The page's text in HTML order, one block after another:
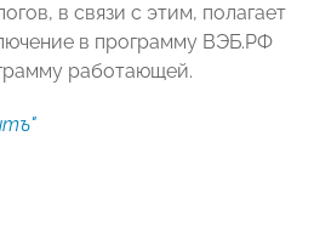
в связи с этим, полагает
в программу ВЭБ.РФ
работающей.